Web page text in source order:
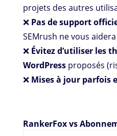
projets des autres
❌ Pas de support
SEMrush ne vous
❌ Évitez d’utiliser les
WordPressproposés
❌ Mises à jour parfois
RankerFox vs